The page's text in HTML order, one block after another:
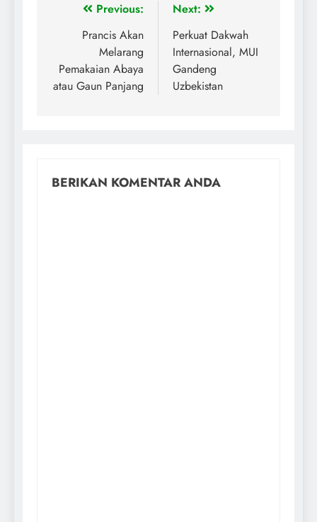
Previous:
Prancis Akan
Melarang
Pemakaian Abaya
atau Gaun Panjang
Next:
Perkuat Dakwah
Internasional, MUI
Gandeng
Uzbekistan
BERIKAN KOMENTAR ANDA